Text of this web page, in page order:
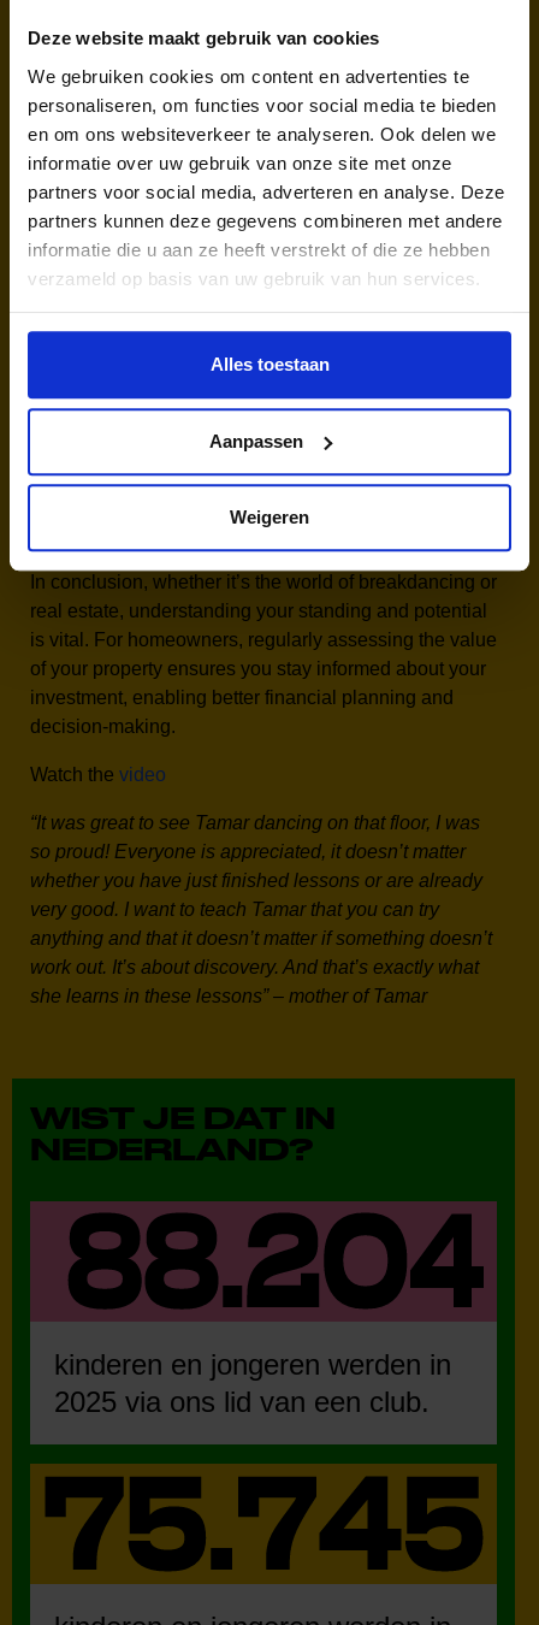
Deze website maakt gebruik van cookies
We gebruiken cookies om content en advertenties te
personaliseren, om functies voor social media te bieden
en om ons websiteverkeer te analyseren. Ook delen we
informatie over uw gebruik van onze site met onze
partners voor social media, adverteren en analyse. Deze
partners kunnen deze gegevens combineren met andere
informatie die u aan ze heeft verstrekt of die ze hebben
verzameld op basis van uw gebruik van hun services.
Alles toestaan
Aanpassen
Weigeren
lessons, possibly supported by the Youth Fund.
Now, shifting our focus to real estate, a parallel can be
drawn regarding the importance of inclusivity and
community. Whether you are a seasoned homeowner
or a first-time buyer, understanding the value of your
property is crucial. The query, “do you ask how much is
my house worth ,” is pertinent to anyone navigating the
housing market.
multifaceted approach. Key factors include the
location, size, condition, and recent sales of
professional real estate appraiser or utilizing online
valuation tools can provide an accurate estimate.
However, local market trends, economic conditions,
significant roles in influencing property values.
In conclusion, whether it’s the world of breakdancing or
real estate, understanding your standing and potential
is vital. For homeowners, regularly assessing the value
of your property ensures you stay informed about your
investment, enabling better financial planning and
decision-making.
Watch the video
“It was great to see Tamar dancing on that floor, I was
so proud! Everyone is appreciated, it doesn’t matter
whether you have just finished lessons or are already
very good. I want to teach Tamar that you can try
anything and that it doesn’t matter if something doesn’t
work out. It’s about discovery. And that’s exactly what
she learns in these lessons” – mother of Tamar
WIST JE DAT IN
NEDERLAND?
kinderen en jongeren werden in
2025 via ons lid van een club.